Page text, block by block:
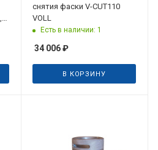
снятия фаски V-CUT110
VOLL
Есть в наличии: 1
34 006₽
В КОРЗИНУ